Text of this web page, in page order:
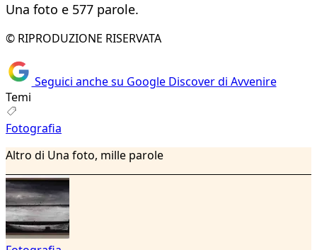
Una foto e 577 parole.
© RIPRODUZIONE RISERVATA
Seguici anche su Google Discover di Avvenire
Temi
Fotografia
Altro di Una foto, mille parole